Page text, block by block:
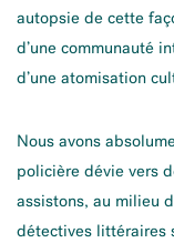
autopsie de cette
d’une communauté
d’une atomisation
Nous avons
policière dévie vers
assistons, au milieu
détectives littéraires